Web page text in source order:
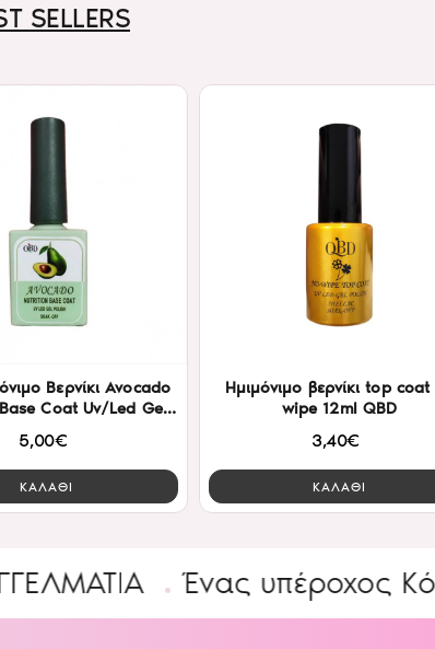
SELLERS
Βερνίκι Avocado
Coat Uv/Led Gel
5,00€
ΚΑΛΑΘΙ
Ημιμόνιμο βερνίκι top
wipe 12ml QBD
3,40€
ΚΑΛΑΘΙ
Ένας υπέροχος Κόσμος